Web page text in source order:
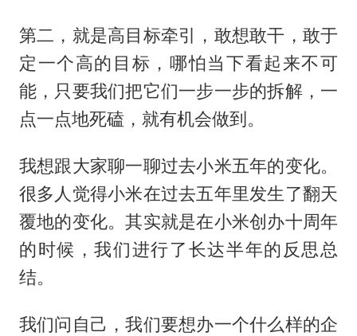
第二，就是高目标牵引，敢想敢干，敢于
定一个高的目标，哪怕当下看起来不可
能，只要我们把它们一步一步的拆解，一
点一点地死磕，就有机会做到。
我想跟大家聊一聊过去小米五年的变化。
很多人觉得小米在过去五年里发生了翻天
覆地的变化。其实就是在小米创办十周年
的时候，我们进行了长达半年的反思总
结。
我们问自己，我们要想办一个什么样的企